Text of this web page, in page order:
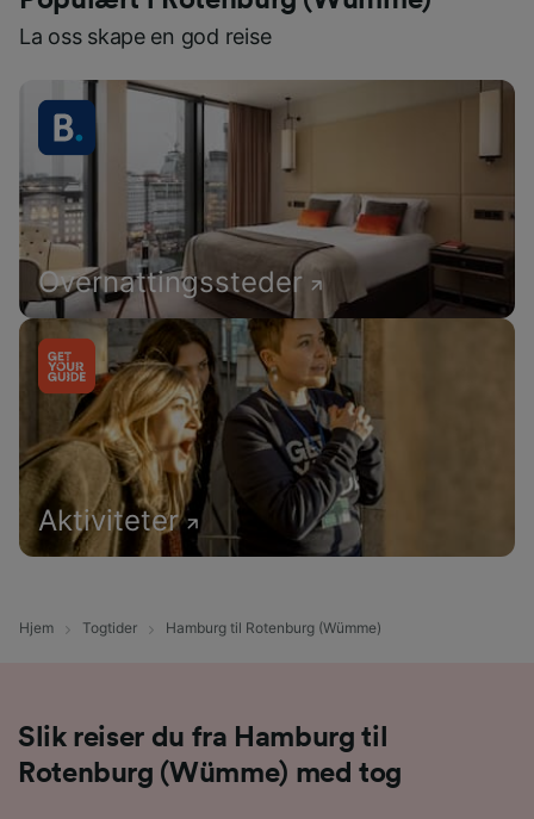
La oss skape en god reise
Overnattingssteder
Aktiviteter
Hjem Togtider Hamburg til Rotenburg (Wümme)
Slik reiser du fra Hamburg til
Rotenburg (Wümme) med tog